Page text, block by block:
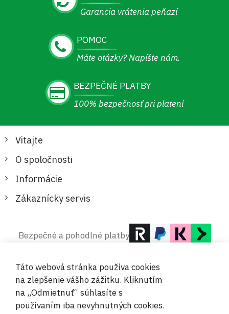
Garancia vrátenia peňazí
POMOC
Máte otázky? Napíšte nám.
BEZPEČNÉ PLATBY
100% bezpečnosť pri platení
Vitajte
O spoločnosti
Informácie
Zákaznícky servis
Bezpečné a pohodlné platby
© 2019-2026 Megamix s.r.o.
Táto webová stránka používa cookies
na zlepšenie vášho zážitku. Kliknutím
na „Odmietnuť“ súhlasíte s
používaním iba nevyhnutných cookies.